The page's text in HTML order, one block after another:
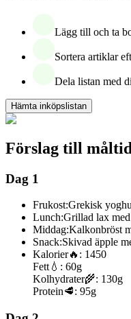
Lägg till och ta
Sortera artiklar
Dela listan med
Hämta inköpslistan
Förslag till
Dag 1
Frukost:Grekisk
Lunch:Grillad lax
Middag:Kalkonbröst
Snack:Skivad äpple
Kalorier🔥: 1450
Fett 💧: 60g
Kolhydrater🌾: 130g
Protein🥩: 95g